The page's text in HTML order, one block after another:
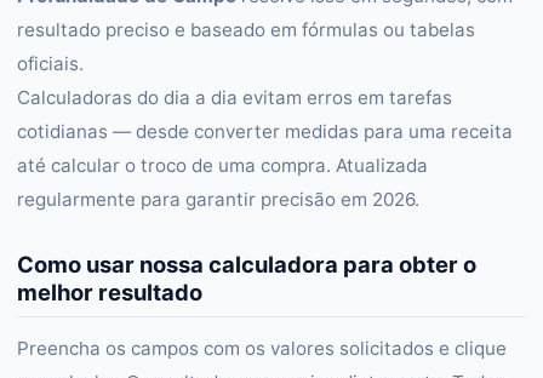
resultado preciso e baseado em fórmulas ou tabelas
oficiais.
Calculadoras do dia a dia evitam erros em tarefas
cotidianas — desde converter medidas para uma receita
até calcular o troco de uma compra. Atualizada
regularmente para garantir precisão em 2026.
Como usar nossa calculadora para obter o
melhor resultado
Preencha os campos com os valores solicitados e clique